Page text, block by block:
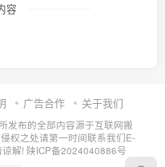
容
广告合作 关于我们
发布的全部内容源于互联网搬
权之处请第一时间联系我们E-
解! 陕ICP备2024040886号